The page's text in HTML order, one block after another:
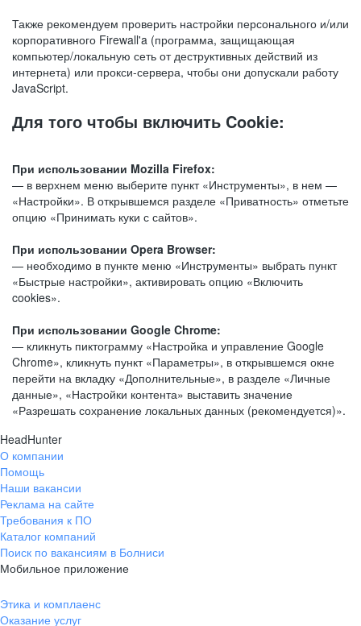
Также рекомендуем проверить настройки персонального и/или
корпоративного Firewall'a (программа, защищающая
компьютер/локальную сеть от деструктивных действий из
интернета) или прокси-сервера, чтобы они допускали работу
JavaScript.
Для того чтобы включить Cookie:
При использовании Mozilla Firefox:
— в верхнем меню выберите пункт «Инструменты», в нем —
«Настройки». В открывшемся разделе «Приватность» отметьте
опцию «Принимать куки с сайтов».
При использовании Opera Browser:
— необходимо в пункте меню «Инструменты» выбрать пункт
«Быстрые настройки», активировать опцию «Включить
cookies».
При использовании Google Chrome:
— кликнуть пиктограмму «Настройка и управление Google
Chrome», кликнуть пункт «Параметры», в открывшемся окне
перейти на вкладку «Дополнительные», в разделе «Личные
данные», «Настройки контента» выставить значение
«Разрешать сохранение локальных данных (рекомендуется)».
HeadHunter
О компании
Помощь
Наши вакансии
Реклама на сайте
Требования к ПО
Каталог компаний
Поиск по вакансиям в Болниси
Мобильное приложение
Этика и комплаенс
Оказание услуг